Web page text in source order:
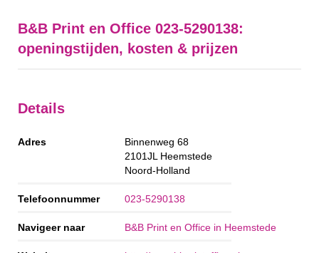
B&B Print en Office 023-5290138:
openingstijden, kosten & prijzen
Details
Adres
Binnenweg 68
2101JL Heemstede
Noord-Holland
Telefoonnummer 023-5290138
Navigeer naar B&B Print en Office in Heemstede